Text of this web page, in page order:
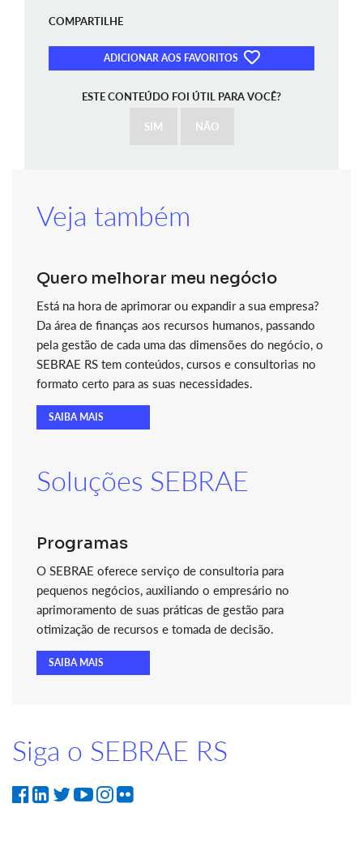
COMPARTILHE
ADICIONAR AOS FAVORITOS
ESTE CONTEÚDO FOI ÚTIL PARA VOCÊ?
SIM NÃO
Veja também
Quero melhorar meu negócio
Está na hora de aprimorar ou expandir a sua empresa?
Da área de finanças aos recursos humanos, passando
pela gestão de cada uma das dimensões do negócio, o
SEBRAE RS tem conteúdos, cursos e consultorias no
formato certo para as suas necessidades.
SAIBA MAIS
Soluções SEBRAE
Programas
O SEBRAE oferece serviço de consultoria para
pequenos negócios, auxiliando o empresário no
aprimoramento de suas práticas de gestão para
otimização de recursos e tomada de decisão.
SAIBA MAIS
Siga o SEBRAE RS